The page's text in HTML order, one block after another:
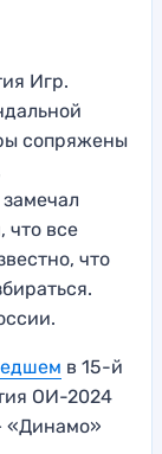
Игр.
сопряжены
что все
что
в 15-й
ОИ-2024
«Динамо»